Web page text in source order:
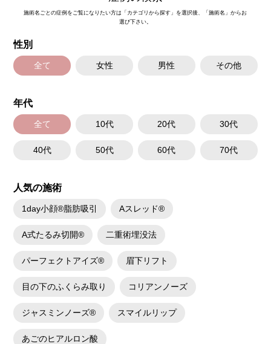
施術名ごとの症例をご覧になりたい方は「カテゴリから探す」を選択後、「施術名」からお
選び下さい。
性別
全て 女性 男性 その他
年代
全て 10代 20代 30代
40代 50代 60代 70代
人気の施術
1day小顔®脂肪吸引 Aスレッド®
A式たるみ切開® 二重術埋没法
パーフェクトアイズ® 眉下リフト
目の下のふくらみ取り コリアンノーズ
ジャスミンノーズ® スマイルリップ
あごのヒアルロン酸